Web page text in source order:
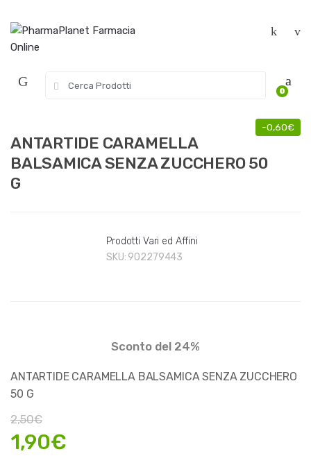
c
h
f
0
-0,60€
ANTARTIDE CARAMELLA
BALSAMICA SENZA ZUCCHERO 50
G
Prodotti Vari ed Affini
SKU: 902279443
Sconto del 24%
ANTARTIDE CARAMELLA BALSAMICA SENZA ZUCCHERO
50 G
2,50€
1,90€